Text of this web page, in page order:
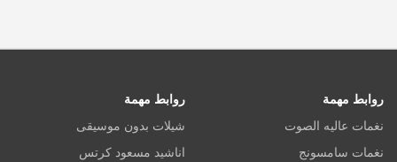
روابط مهمة
نغمات عاليه الصوت
نغمات سامسونج
روابط مهمة
شيلات بدون موسيقى
اناشيد مسعود كرتس